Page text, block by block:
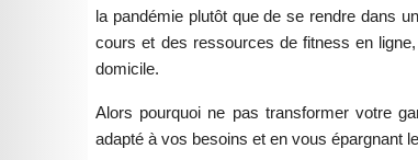
la pandémie plutôt que de se rendre dans
cours et des ressources de fitness en
domicile.
Alors pourquoi ne pas transformer votre
adapté à vos besoins et en vous épargnant